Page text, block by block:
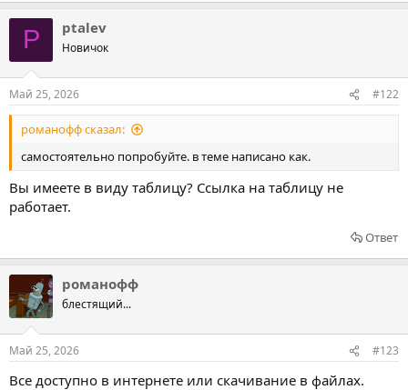
P ptalev
Новичок
Май 25, 2026 #122
романофф сказал:
самостоятельно попробуйте. в теме написано как.
Вы имеете в виду таблицу? Ссылка на таблицу не
работает.
Ответ
романофф
блестящий...
Май 25, 2026 #123
Все доступно в интернете или скачивание в файлах.